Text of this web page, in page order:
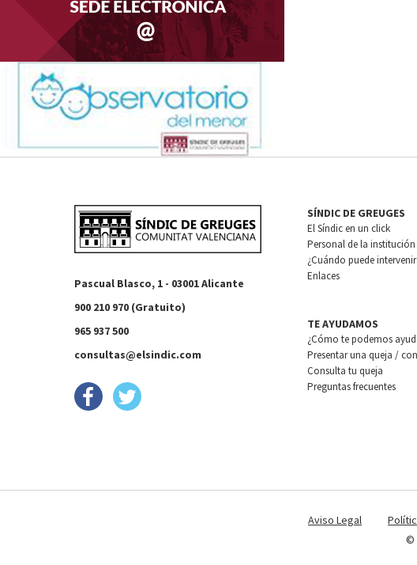
Pascual Blasco, 1 - 03001 Alicante
900 210 970 (Gratuito)
965 937 500
consultas@elsindic.com
SÍNDIC DE GREUGES
El Síndic en un click
Personal de la institución
¿Cuándo puede
Enlaces
TE AYUDAMOS
¿Cómo te podemos
Presentar una queja /
Consulta tu queja
Preguntas frecuentes
Aviso Legal
©